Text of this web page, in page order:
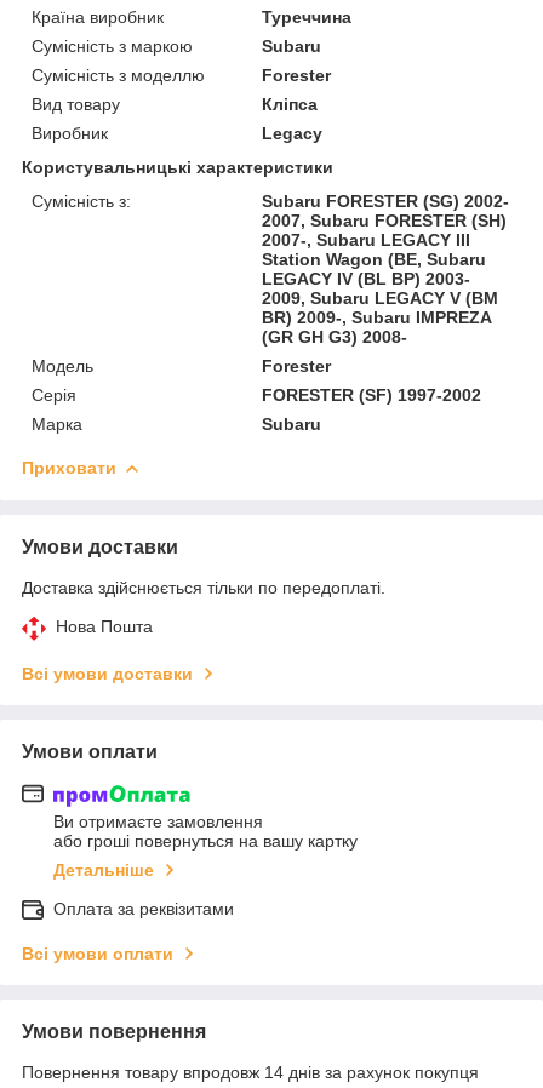
Країна виробник
Туреччина
Сумісність з маркою
Subaru
Сумісність з моделлю
Forester
Вид товару
Кліпса
Виробник
Legacy
Користувальницькі характеристики
Сумісність з:
Subaru FORESTER (SG) 2002-
2007, Subaru FORESTER (SH)
2007-, Subaru LEGACY III
Station Wagon (BE, Subaru
LEGACY IV (BL BP) 2003-
2009, Subaru LEGACY V (BM
BR) 2009-, Subaru IMPREZA
(GR GH G3) 2008-
Модель
Forester
Серія
FORESTER (SF) 1997-2002
Марка
Subaru
Приховати
Умови доставки
Доставка здійснюється тільки по передоплаті.
Нова Пошта
Всі умови доставки
Умови оплати
Ви отримаєте замовлення
або гроші повернуться на вашу картку
Детальніше
Оплата за реквізитами
Всі умови оплати
Умови повернення
Повернення товару впродовж 14 днів за рахунок покупця